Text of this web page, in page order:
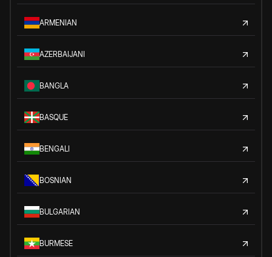
ARMENIAN
AZERBAIJANI
BANGLA
BASQUE
BENGALI
BOSNIAN
BULGARIAN
BURMESE